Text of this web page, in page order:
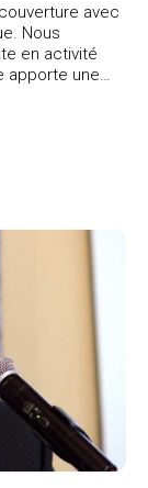
avec
Nous
en activité
apporte une
dans